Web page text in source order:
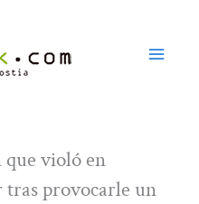
que violó en
provocarle un